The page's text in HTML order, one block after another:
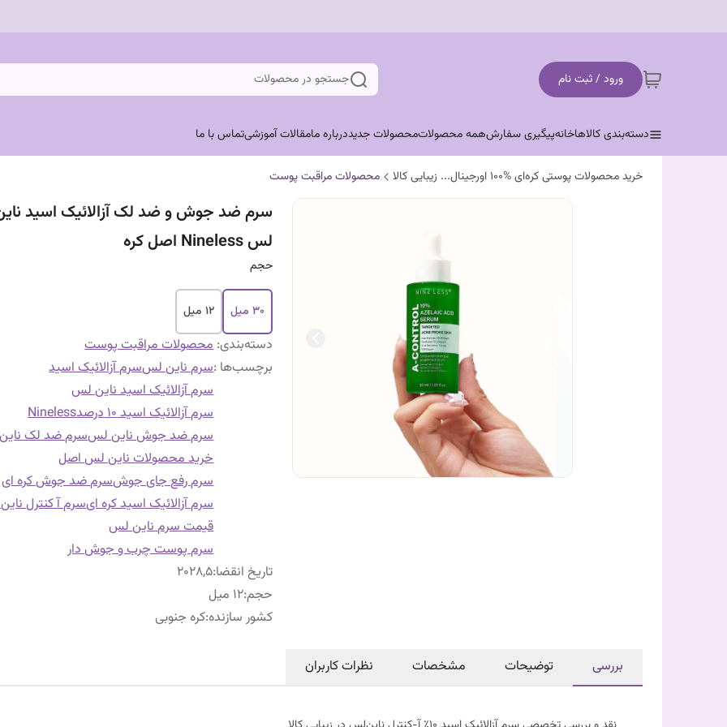
ورود / ثبت نام جستجو در محصولات
دسته‌بندی کالاهاخانهپیگیری سفارشهمه محصولاتمحصولات جدیددرباره مامقالات آموزشیتماس با ما
خرید محصولات پوستی کره‌ای %100 اورجینال... زیبایی کالا محصولات مراقبت پوست
سرم ضد جوش و ضد لک آزالائیک اسید
لس Nineless اصل کره
حجم
30 میل 12 میل
دسته‌بندی:محصولات مراقبت پوست
برچسب‌ها :سرم ناین لسسرم آزالائیک اسید
سرم آزالائیک اسید ناین لس
سرم آزالائیک اسید 10 درصد
Nineless
سرم ضد جوش ناین لسسرم ضد لک
خرید محصولات ناین لس اصل
سرم رفع جای جوشسرم ضد جوش کره ای
سرم آزالائیک اسید کره ایسرم آ کنترل
قیمت سرم ناین لس
سرم پوست چرب و جوش دار
تاریخ انقضا:
2028,5
حجم:12 میل
کشور سازنده:کره جنوبی
بررسی توضیحات مشخصات نظرات کاربران